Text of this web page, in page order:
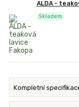
ALDA -
Skladem
Kompletní